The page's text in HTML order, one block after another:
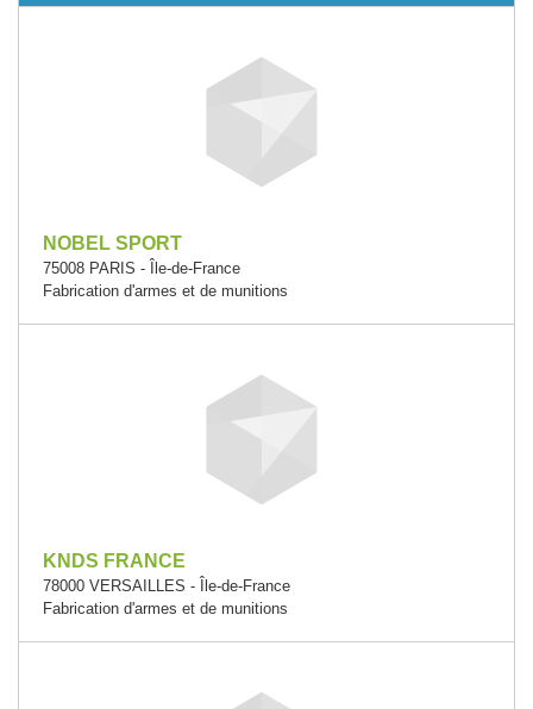
NOBEL SPORT
75008 PARIS - Île-de-France
Fabrication d'armes et de munitions
KNDS FRANCE
78000 VERSAILLES - Île-de-France
Fabrication d'armes et de munitions